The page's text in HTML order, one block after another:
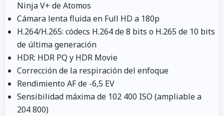
Ninja V+ de Atomos
Cámara lenta fluida en Full HD a 180p
H.264/H.265: códecs H.264 de 8 bits o H.265 de 10 bits
de última generación
HDR: HDR PQ y HDR Movie
Corrección de la respiración del enfoque
Rendimiento AF de -6,5 EV
Sensibilidad máxima de 102 400 ISO (ampliable a
204 800)